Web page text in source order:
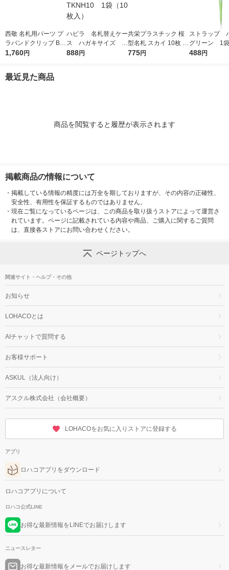
西敬 名札用パーツ プ
ラバンドクリップ B-2
10 1個
1,760円
ハピラ 名札替えケー
ス ハガキサイズ T
KNH10 1袋（10枚
888円
共栄プラスチック 桜
型名札 スカイ 10枚 C-
7-10-S
775円
ストラップ
グリーン 1
入） HEROES
488円
最近見た商品
商品を閲覧すると履歴が表示されます
掲載商品の情報について
・ 掲載している情報の精度には万全を期しておりますが、その内容の正確性、
安全性、有用性を保証するものではありません。
・ 現在ご覧になっているページは、この商品を取り扱うストアによって運営さ
れています。ページに記載されている内容や商品、ご購入に関するご質問
は、直接各ストアにお問い合わせください。
ページトップへ
関連サイト・ヘルプ・その他
お知らせ
LOHACOとは
AIチャットで質問する
お客様サポート
ASKUL（法人向け）
アスクル株式会社（会社概要）
LOHACOをお気に入りストアに登録する
アプリ
ロハコアプリをダウンロード
ロハコアプリについて
ロハコ公式LINE
お得な最新情報をLINEでお届けします
ニュースレター
お得な最新情報をメールでお届けします